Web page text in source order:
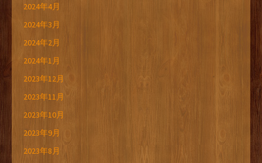
2024年4月
2024年3月
2024年2月
2024年1月
2023年12月
2023年11月
2023年10月
2023年9月
2023年8月